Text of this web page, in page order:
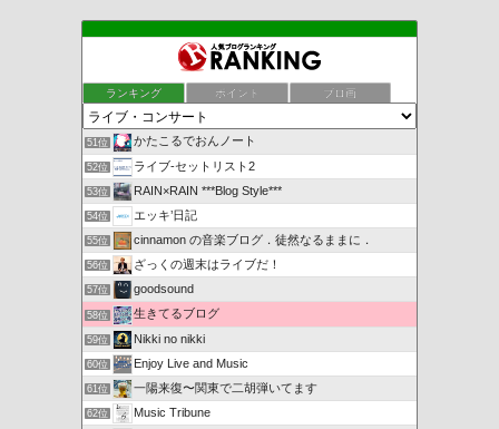
ランキング ポイント ブロ画
51位 かたこるでおんノート
52位 ライブ-セットリスト2
53位 RAIN×RAIN ***Blog Style***
54位 エッキ’日記
55位 cinnamon の音楽ブログ．徒然なるままに．
56位 ざっくの週末はライブだ！
57位 goodsound
58位 生きてるブログ
59位 Nikki no nikki
60位 Enjoy Live and Music
61位 一陽来復〜関東で二胡弾いてます
62位 Music Tribune